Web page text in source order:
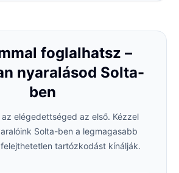
foglalhatsz –
nyaralásod Solta-
ben
az elégedettséged az első. Kézzel
Solta-ben a legmagasabb
tartózkodást kínálják.